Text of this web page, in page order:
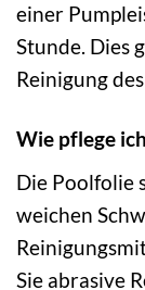
einer
Stunde. Dies
Reinigung
Wie pflege
Die Poolfolie
weichen
Sie abrasive